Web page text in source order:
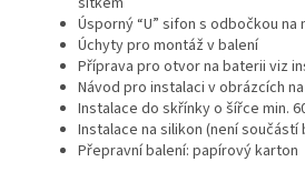
Úsporný “U” sifon s odbočkou na
Úchyty pro montáž v balení
Příprava pro otvor na baterii viz
Návod pro instalaci v obrázcích
Instalace do skřínky o šířce min.
Instalace na silikon (není součástí
Přepravní balení: papírový karton